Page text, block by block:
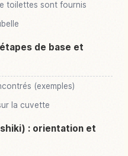
toilettes sont fournis
de base et
(exemples)
la cuvette
: orientation et